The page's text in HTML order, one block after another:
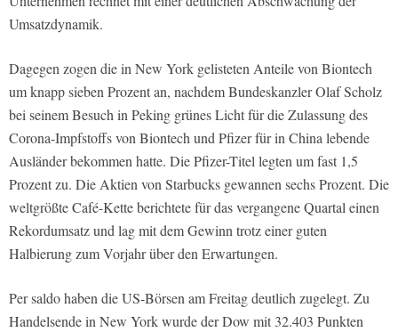
Umsatzdynamik.
Dagegen zogen die in New York gelisteten Anteile von Biontech
um knapp sieben Prozent an, nachdem Bundeskanzler Olaf Scholz
bei seinem Besuch in Peking grünes Licht für die Zulassung des
Corona-Impfstoffs von Biontech und Pfizer für in China lebende
Ausländer bekommen hatte. Die Pfizer-Titel legten um fast 1,5
Prozent zu. Die Aktien von Starbucks gewannen sechs Prozent. Die
weltgrößte Café-Kette berichtete für das vergangene Quartal einen
Rekordumsatz und lag mit dem Gewinn trotz einer guten
Halbierung zum Vorjahr über den Erwartungen.
Per saldo haben die US-Börsen am Freitag deutlich zugelegt. Zu
Handelsende in New York wurde der Dow mit 32.403 Punkten